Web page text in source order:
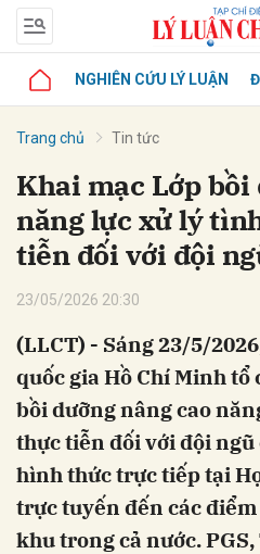
NGHIÊN CỨU LÝ LUẬN
Trang chủ Tin tức
Khai mạc Lớp bồi
năng lực xử lý
tiễn đối với đội
23/05/2026 20:30
(LLCT) - Sáng 23/5/
quốc gia Hồ Chí Minh tổ
bồi dưỡng nâng cao
thực tiễn đối với đội ngũ
hình thức trực tiếp tại
trực tuyến đến các
khu trong cả nước.